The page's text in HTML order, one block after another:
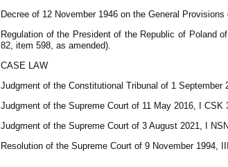
Decree of 12 November 1946 on the General
Regulation of the President of the Republic of Poland
82, item 598, as amended).
CASE LAW
Judgment of the Constitutional Tribunal of 1 September
Judgment of the Supreme Court of 11 May 2016, I CSK
Judgment of the Supreme Court of 3 August 2021, I
Resolution of the Supreme Court of 9 November 1994,